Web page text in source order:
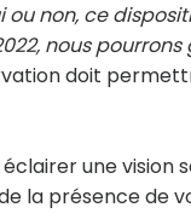
ou non, ce
nous
doit
une vision
la présence de